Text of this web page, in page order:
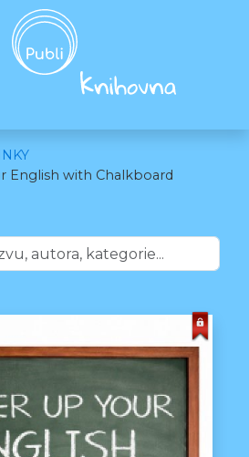
English with Chalkboard